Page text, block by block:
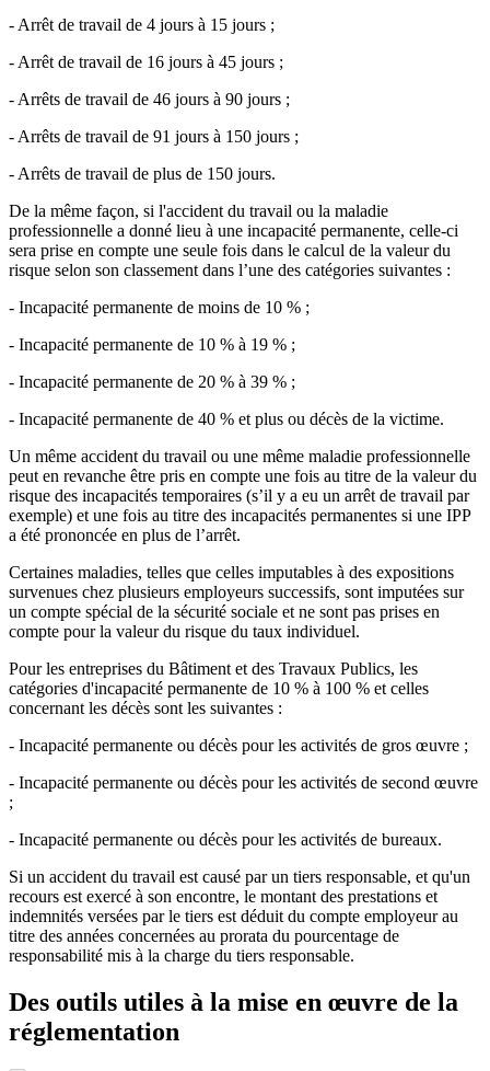
- Arrêt de travail de 4 jours à 15 jours ;
- Arrêt de travail de 16 jours à 45 jours ;
- Arrêts de travail de 46 jours à 90 jours ;
- Arrêts de travail de 91 jours à 150 jours ;
- Arrêts de travail de plus de 150 jours.
De la même façon, si l'accident du travail ou la maladie
professionnelle a donné lieu à une incapacité permanente, celle-ci
sera prise en compte une seule fois dans le calcul de la valeur du
risque selon son classement dans l’une des catégories suivantes :
- Incapacité permanente de moins de 10 % ;
- Incapacité permanente de 10 % à 19 % ;
- Incapacité permanente de 20 % à 39 % ;
- Incapacité permanente de 40 % et plus ou décès de la victime.
Un même accident du travail ou une même maladie professionnelle
peut en revanche être pris en compte une fois au titre de la valeur du
risque des incapacités temporaires (s’il y a eu un arrêt de travail par
exemple) et une fois au titre des incapacités permanentes si une IPP
a été prononcée en plus de l’arrêt.
Certaines maladies, telles que celles imputables à des expositions
survenues chez plusieurs employeurs successifs, sont imputées sur
un compte spécial de la sécurité sociale et ne sont pas prises en
compte pour la valeur du risque du taux individuel.
Pour les entreprises du Bâtiment et des Travaux Publics, les
catégories d'incapacité permanente de 10 % à 100 % et celles
concernant les décès sont les suivantes :
- Incapacité permanente ou décès pour les activités de gros œuvre ;
- Incapacité permanente ou décès pour les activités de second œuvre
;
- Incapacité permanente ou décès pour les activités de bureaux.
Si un accident du travail est causé par un tiers responsable, et qu'un
recours est exercé à son encontre, le montant des prestations et
indemnités versées par le tiers est déduit du compte employeur au
titre des années concernées au prorata du pourcentage de
responsabilité mis à la charge du tiers responsable.
Des outils utiles à la mise en œuvre de la
réglementation